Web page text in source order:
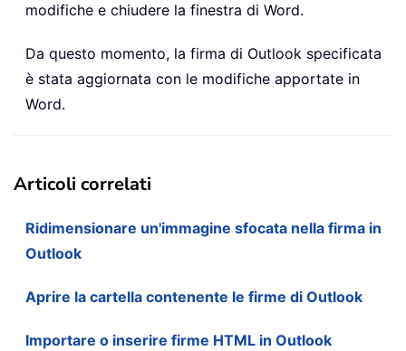
modifiche e chiudere la finestra di Word.
Da questo momento, la firma di Outlook specificata
è stata aggiornata con le modifiche apportate in
Word.
Articoli correlati
Ridimensionare un'immagine sfocata nella firma in
Outlook
Aprire la cartella contenente le firme di Outlook
Importare o inserire firme HTML in Outlook